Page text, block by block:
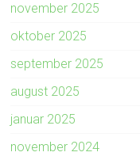
november 2025
oktober 2025
september 2025
august 2025
januar 2025
november 2024